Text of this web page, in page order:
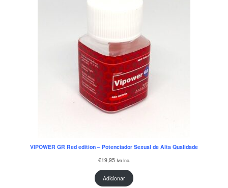
VIPOWER GR Red edition – Potenciador Sexual de Alta Qualidade
€19,95 Iva Inc.
Adicionar